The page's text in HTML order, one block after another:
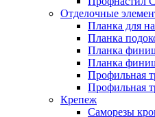
Отделочные
Планка для
Планка
Планка
Планка
Профильная
Профильная
Крепеж
Саморезы